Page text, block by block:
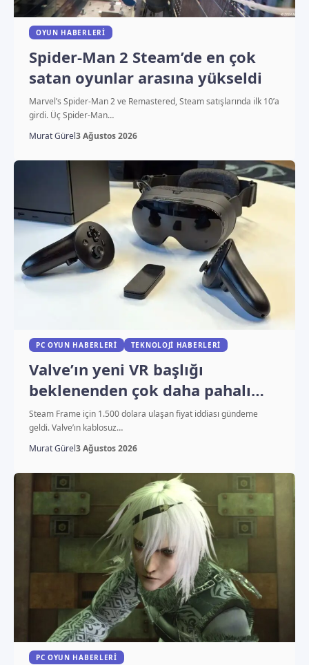
OYUN HABERLERI
Spider-Man 2 Steam’de en çok
satan oyunlar arasına yükseldi
Marvel’s Spider-Man 2 ve Remastered, Steam satışlarında ilk 10’a
girdi. Üç Spider-Man…
Murat Gürel3 Ağustos 2026
PC OYUN HABERLERI TEKNOLOJI HABERLERI
Valve’ın yeni VR başlığı
beklenenden çok daha pahalı
olabilir
Steam Frame için 1.500 dolara ulaşan fiyat iddiası gündeme
geldi. Valve’ın kablosuz…
Murat Gürel3 Ağustos 2026
PC OYUN HABERLERI